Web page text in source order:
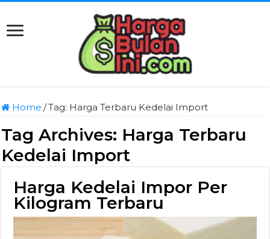
Home /Tag: Harga Terbaru Kedelai Import
Tag Archives: Harga Terbaru
Kedelai Import
Harga Kedelai Impor Per
Kilogram Terbaru